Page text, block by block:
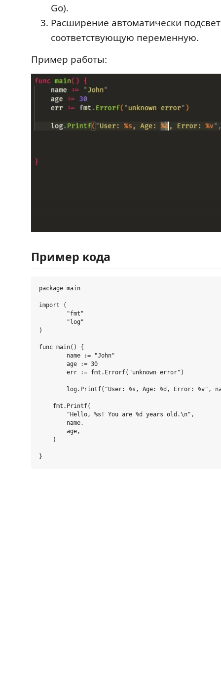
Go).
Расширение автоматически
соответствующую переменную.
Пример работы:
Пример кода
package main
import (
)
func main() {
    fmt.Printf(
        "Hello, %s! You are %d years old.\n",
        name,
        age,
    )